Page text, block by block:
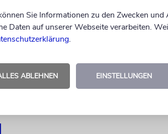
Jenen Juden, die nach Israels
Ländern in den jüdischen Staat
in ärmlichen
in sogenannten Städten der
angesiedelt, die unter aus Europa
Sie Informationen zu den Zwecken
Daten auf unserer Webseite verarbeiten.
.
ABLEHNEN EINSTELLUNGEN